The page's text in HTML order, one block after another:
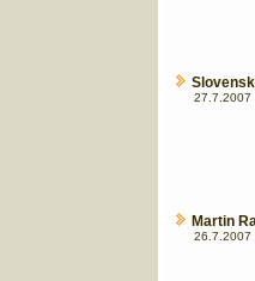
27.7.2007
Martin
26.7.2007